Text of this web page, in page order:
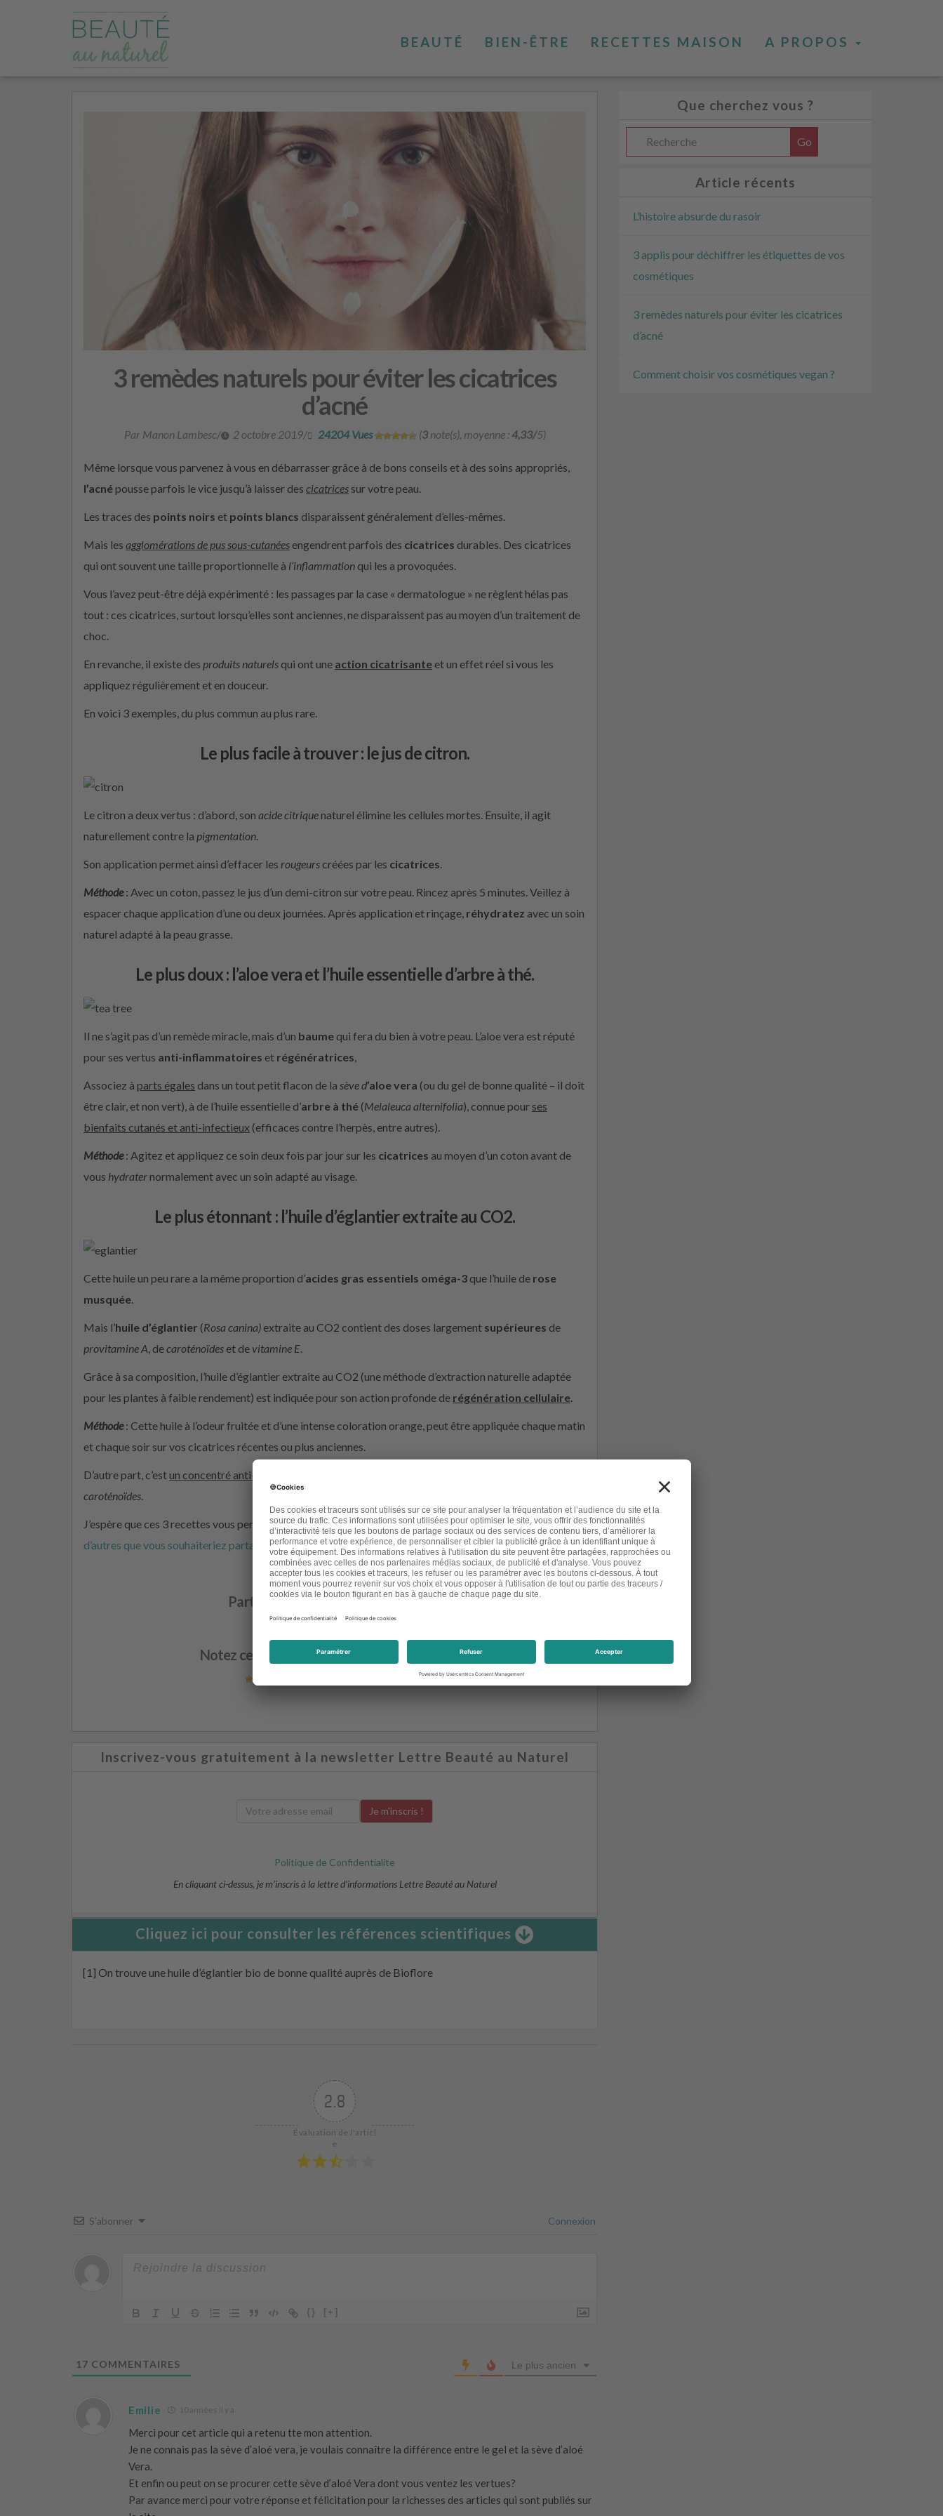
BEAUTÉ BIEN-ÊTRE RECETTES MAISON A PROPOS
3 remèdes naturels pour éviter les cicatrices
d’acné
Par Manon Lambesc/ 2 octobre 2019/ 24204 Vues (3note(s), moyenne : 4,33/5)
Même lorsque vous parvenez à vous en débarrasser grâce à de bons conseils et à des soins appropriés,
l’acnépousse parfois le vice jusqu’à laisser des cicatrices sur votre peau.
Les traces des points noirs et points blancs disparaissent généralement d’elles-mêmes.
Mais les agglomérations de pus sous-cutanées engendrent parfois des cicatrices durables. Des cicatrices
qui ont souvent une taille proportionnelle à l’inflammation qui les a provoquées.
Vous l’avez peut-être déjà expérimenté : les passages par la case « dermatologue » ne règlent hélas pas
tout : ces cicatrices, surtout lorsqu’elles sont anciennes, ne disparaissent pas au moyen d’un traitement de
choc.
En revanche, il existe des produits naturels qui ont une action cicatrisante et un effet réel si vous les
appliquez régulièrement et en douceur.
En voici 3 exemples, du plus commun au plus rare.
Le plus facile à trouver : le jus de citron.
Le citron a deux vertus : d’abord, son acide citriquenaturel élimine les cellules mortes. Ensuite, il agit
naturellement contre la pigmentation.
Son application permet ainsi d’effacer les rougeurs créées par les cicatrices.
Méthode: Avec un coton, passez le jus d’un demi-citron sur votre peau. Rincez après 5 minutes. Veillez à
espacer chaque application d’une ou deux journées. Après application et rinçage, réhydratez avec un soin
naturel adapté à la peau grasse.
Le plus doux : l’aloe vera et l’huile essentielle d’arbre à thé.
Il ne s’agit pas d’un remède miracle, mais d’un baume qui fera du bien à votre peau. L’aloe vera est réputé
pour ses vertus anti-inflammatoires et régénératrices,
Associez à parts égales dans un tout petit flacon de la sève d’aloe vera (ou du gel de bonne qualité – il doit
être clair, et non vert), à de l’huile essentielle d’arbre à thé (Melaleuca alternifolia), connue pour ses
bienfaits cutanés et anti-infectieux (efficaces contre l’herpès, entre autres).
Méthode: Agitez et appliquez ce soin deux fois par jour sur les cicatrices au moyen d’un coton avant de
vous hydraternormalement avec un soin adapté au visage.
Le plus étonnant : l’huile d’églantier extraite au CO2.
Cette huile un peu rare a la même proportion d’acides gras essentiels oméga-3 que l’huile de rose
musquée.
Mais l’huile d’églantier (Rosa canina) extraite au CO2 contient des doses largement supérieures de
provitamine A, decaroténoïdes et de vitamine E.
Grâce à sa composition, l’huile d’églantier extraite au CO2 (une méthode d’extraction naturelle adaptée
pour les plantes à faible rendement) est indiquée pour son action profonde de régénération cellulaire.
Méthode: Cette huile à l’odeur fruitée et d’une intense coloration orange, peut être appliquée chaque matin
et chaque soir sur vos cicatrices récentes ou plus anciennes.
D’autre part, c’estun concentré anti-âge
caroténoïdes.
J’espère que ces 3 recettes vous permettront de faire disparaître vos cicatrices.Peut-être en avez-vous
d’autres que vous souhaiteriez partager ici…
Partagez cet article autour de vous !
Notez cet article grâce aux étoiles ci-dessous !
5)
Inscrivez-vous gratuitement à la newsletter Lettre Beauté au Naturel
Politique de Confidentialite
En cliquant ci-dessus, je m’inscris à la lettre d’informations Lettre Beauté au Naturel
Cliquez ici pour consulter les références scientifiques
[1] On trouve une huile d’églantier bio de bonne qualité auprès de Bioflore
2.8
Évaluation de l'articl
e
S’abonner Connexion
{} [+]
17 COMMENTAIRES Le plus ancien
Emilie 10 années il y a
Merci pour cet article qui a retenu tte mon attention.
Je ne connais pas la sève d’aloé vera, je voulais connaître la différence entre le gel et la sève d’aloé
Vera.
Et enfin ou peut on se procurer cette sève d’aloé Vera dont vous ventez les vertues?
Par avance merci pour votre réponse et félicitation pour la richesses des articles qui sont publiés sur
Que cherchez vous ?
Article récents
L’histoire absurde du rasoir
3 applis pour déchiffrer les étiquettes de vos
cosmétiques
3 remèdes naturels pour éviter les cicatrices
d’acné
Comment choisir vos cosmétiques vegan ?